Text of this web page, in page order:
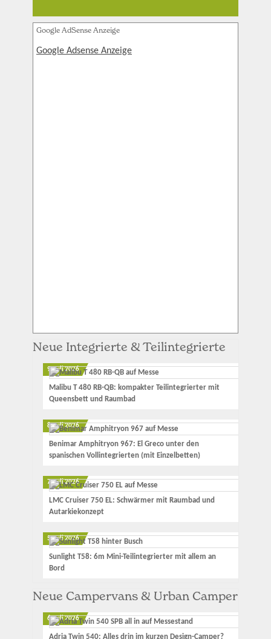
Google AdSense Anzeige
Google Adsense Anzeige
Neue Integrierte & Teilintegrierte
9. Juli 2026
Malibu T 480 RB-QB: kompakter Teilintegrierter mit
Queensbett und Raumbad
8. Juli 2026
Benimar Amphitryon 967: El Greco unter den
spanischen Vollintegrierten (mit Einzelbetten)
7. Juli 2026
LMC Cruiser 750 EL: Schwärmer mit Raumbad und
Autarkiekonzept
5. Juli 2026
Sunlight T58: 6m Mini-Teilintegrierter mit allem an
Bord
Neue Campervans & Urban Camper
6. Juli 2026
Adria Twin 540: Alles drin im kurzen Design-Camper?